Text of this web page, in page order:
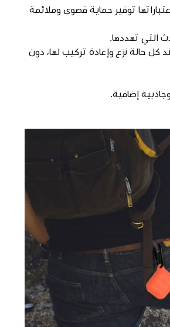
توفير حماية قصوى وملائمة
كل حالة نزع وإعادة تركيب لها، دون
إضافية.